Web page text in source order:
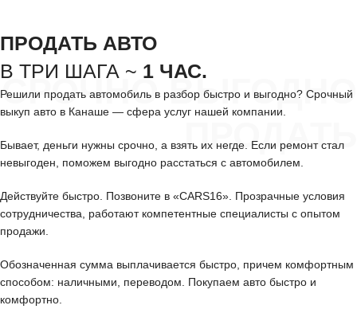
СРОЧНО ВЫГОДНО
ПРОДАТЬ
ПРОДАТЬ АВТО
В ТРИ ШАГА ~ 1 ЧАС.
Решили продать автомобиль в разбор быстро и выгодно? Срочный
выкуп авто в Канаше — сфера услуг нашей компании.
Бывает, деньги нужны срочно, а взять их негде. Если ремонт стал
невыгоден, поможем выгодно расстаться с автомобилем.
Действуйте быстро. Позвоните в «CARS16». Прозрачные условия
сотрудничества, работают компетентные специалисты с опытом
продажи.
Обозначенная сумма выплачивается быстро, причем комфортным
способом: наличными, переводом. Покупаем авто быстро и
комфортно.